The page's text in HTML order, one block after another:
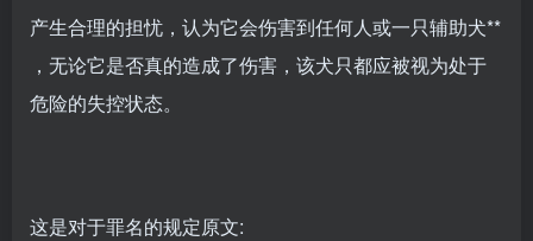
产生合理的担忧，认为它会伤害到任何人或一只辅助犬**
，无论它是否真的造成了伤害，该犬只都应被视为处于
危险的失控状态。
这是对于罪名的规定原文: